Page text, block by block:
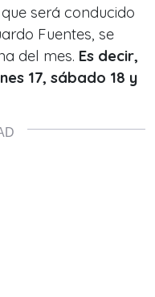
será conducido
Fuentes, se
del mes. Es decir,
17, sábado 18 y